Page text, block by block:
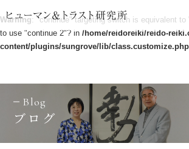
Warning: "continue" targeting switch is equivalent
to use "continue 2"? in /home/reidoreiki/reido-
content/plugins/sungrove/lib/class.customize.php
Blog
ブログ